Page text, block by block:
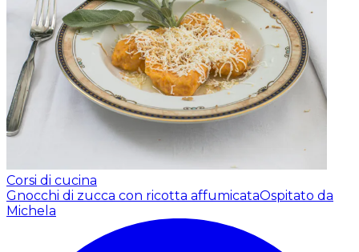
Corsi di cucina
Gnocchi di zucca con ricotta affumicataOspitato da
Michela